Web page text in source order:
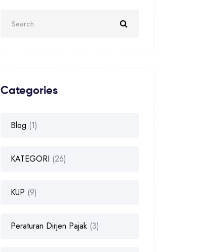
Categories
Blog (1)
KATEGORI (26)
KUP (9)
Peraturan Dirjen Pajak (3)